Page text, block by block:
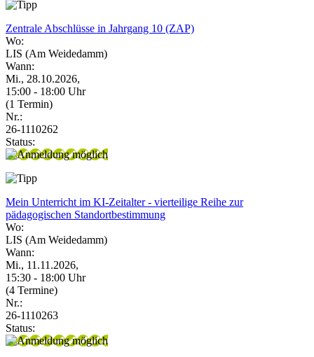
Zentrale Abschlüsse in Jahrgang 10 (ZAP)
Wo:
LIS (Am Weidedamm)
Wann:
Mi., 28.10.2026,
15:00 - 18:00 Uhr
(1 Termin)
Nr.:
26-1110262
Status:
Mein Unterricht im KI-Zeitalter - vierteilige Reihe zur
pädagogischen Standortbestimmung
Wo:
LIS (Am Weidedamm)
Wann:
Mi., 11.11.2026,
15:30 - 18:00 Uhr
(4 Termine)
Nr.:
26-1110263
Status: